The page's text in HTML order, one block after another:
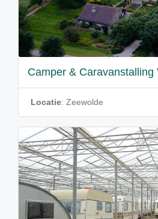
Camper & Caravanstalling
Locatie: Zeewolde